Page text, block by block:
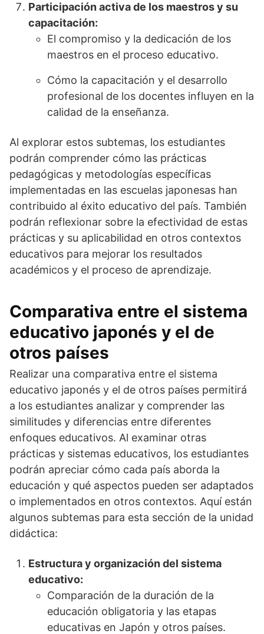
Participación activa de los maestros y su
capacitación:
El compromiso y la dedicación de los
maestros en el proceso educativo.
Cómo la capacitación y el desarrollo
profesional de los docentes influyen en la
calidad de la enseñanza.
Al explorar estos subtemas, los estudiantes
podrán comprender cómo las prácticas
pedagógicas y metodologías específicas
implementadas en las escuelas japonesas han
contribuido al éxito educativo del país. También
podrán reflexionar sobre la efectividad de estas
prácticas y su aplicabilidad en otros contextos
educativos para mejorar los resultados
académicos y el proceso de aprendizaje.
Comparativa entre el sistema
educativo japonés y el de
otros países
Realizar una comparativa entre el sistema
educativo japonés y el de otros países permitirá
a los estudiantes analizar y comprender las
similitudes y diferencias entre diferentes
enfoques educativos. Al examinar otras
prácticas y sistemas educativos, los estudiantes
podrán apreciar cómo cada país aborda la
educación y qué aspectos pueden ser adaptados
o implementados en otros contextos. Aquí están
algunos subtemas para esta sección de la unidad
didáctica:
Estructura y organización del sistema
educativo:
Comparación de la duración de la
educación obligatoria y las etapas
educativas en Japón y otros países.